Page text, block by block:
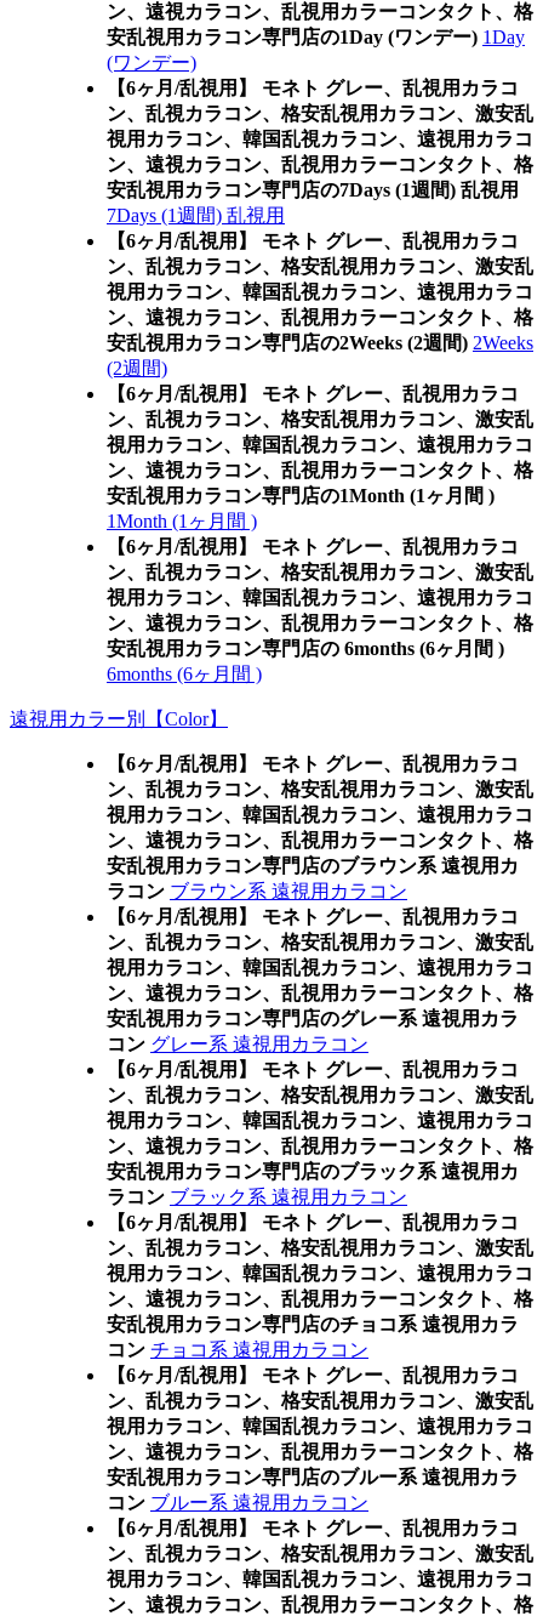
ン、遠視カラコン、乱視用カラーコンタクト、格
安乱視用カラコン専門店の1Day (ワンデー) 1Day
(ワンデー)
【6ヶ月/乱視用】 モネト グレー、乱視用カラコ
ン、乱視カラコン、格安乱視用カラコン、激安乱
視用カラコン、韓国乱視カラコン、遠視用カラコ
ン、遠視カラコン、乱視用カラーコンタクト、格
安乱視用カラコン専門店の7Days (1週間) 乱視用
7Days (1週間) 乱視用
【6ヶ月/乱視用】 モネト グレー、乱視用カラコ
ン、乱視カラコン、格安乱視用カラコン、激安乱
視用カラコン、韓国乱視カラコン、遠視用カラコ
ン、遠視カラコン、乱視用カラーコンタクト、格
安乱視用カラコン専門店の2Weeks (2週間) 2Weeks
(2週間)
【6ヶ月/乱視用】 モネト グレー、乱視用カラコ
ン、乱視カラコン、格安乱視用カラコン、激安乱
視用カラコン、韓国乱視カラコン、遠視用カラコ
ン、遠視カラコン、乱視用カラーコンタクト、格
安乱視用カラコン専門店の1Month (1ヶ月間 )
1Month (1ヶ月間 )
【6ヶ月/乱視用】 モネト グレー、乱視用カラコ
ン、乱視カラコン、格安乱視用カラコン、激安乱
視用カラコン、韓国乱視カラコン、遠視用カラコ
ン、遠視カラコン、乱視用カラーコンタクト、格
安乱視用カラコン専門店の 6months (6ヶ月間 )
6months (6ヶ月間 )
遠視用カラー別【Color】
【6ヶ月/乱視用】 モネト グレー、乱視用カラコ
ン、乱視カラコン、格安乱視用カラコン、激安乱
視用カラコン、韓国乱視カラコン、遠視用カラコ
ン、遠視カラコン、乱視用カラーコンタクト、格
安乱視用カラコン専門店のブラウン系 遠視用カ
ラコン ブラウン系 遠視用カラコン
【6ヶ月/乱視用】 モネト グレー、乱視用カラコ
ン、乱視カラコン、格安乱視用カラコン、激安乱
視用カラコン、韓国乱視カラコン、遠視用カラコ
ン、遠視カラコン、乱視用カラーコンタクト、格
安乱視用カラコン専門店のグレー系 遠視用カラ
コン グレー系 遠視用カラコン
【6ヶ月/乱視用】 モネト グレー、乱視用カラコ
ン、乱視カラコン、格安乱視用カラコン、激安乱
視用カラコン、韓国乱視カラコン、遠視用カラコ
ン、遠視カラコン、乱視用カラーコンタクト、格
安乱視用カラコン専門店のブラック系 遠視用カ
ラコン ブラック系 遠視用カラコン
【6ヶ月/乱視用】 モネト グレー、乱視用カラコ
ン、乱視カラコン、格安乱視用カラコン、激安乱
視用カラコン、韓国乱視カラコン、遠視用カラコ
ン、遠視カラコン、乱視用カラーコンタクト、格
安乱視用カラコン専門店のチョコ系 遠視用カラ
コン チョコ系 遠視用カラコン
【6ヶ月/乱視用】 モネト グレー、乱視用カラコ
ン、乱視カラコン、格安乱視用カラコン、激安乱
視用カラコン、韓国乱視カラコン、遠視用カラコ
ン、遠視カラコン、乱視用カラーコンタクト、格
安乱視用カラコン専門店のブルー系 遠視用カラ
コン ブルー系 遠視用カラコン
【6ヶ月/乱視用】 モネト グレー、乱視用カラコ
ン、乱視カラコン、格安乱視用カラコン、激安乱
視用カラコン、韓国乱視カラコン、遠視用カラコ
ン、遠視カラコン、乱視用カラーコンタクト、格